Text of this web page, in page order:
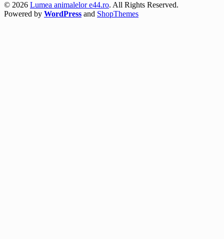
© 2026 Lumea animalelor e44.ro. All Rights Reserved.
Powered by WordPress and ShopThemes